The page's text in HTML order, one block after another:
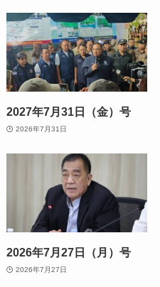
2027年7月31日（金）号
2026年7月31日
2026年7月27日（月）号
2026年7月27日